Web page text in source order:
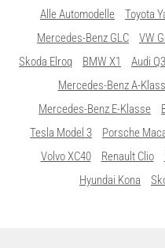
Alle Automodelle Toyota
Mercedes-Benz GLC
VW
Skoda Elroq
BMW X1 Audi Q3
Mercedes-Benz A-
Mercedes-Benz E-Klasse
Tesla Model 3
Porsche
Volvo XC40
Renault Clio
Hyundai Kona